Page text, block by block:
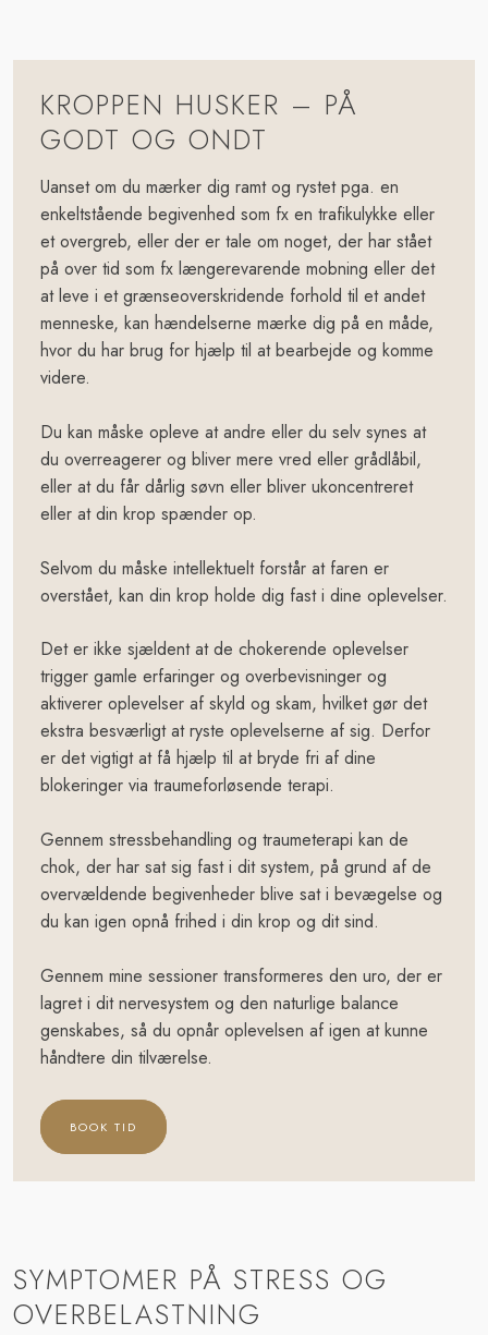
KROPPEN HUSKER – PÅ
GODT OG ONDT
Uanset om du mærker dig ramt og rystet pga. en
enkeltstående begivenhed som fx en trafikulykke eller
et overgreb, eller der er tale om noget, der har stået
på over tid som fx længerevarende mobning eller det
at leve i et grænseoverskridende forhold til et andet
menneske, kan hændelserne mærke dig på en måde,
hvor du har brug for hjælp til at bearbejde og komme
videre.
Du kan måske opleve at andre eller du selv synes at
du overreagerer og bliver mere vred eller grådlåbil,
eller at du får dårlig søvn eller bliver ukoncentreret
eller at din krop spænder op.
Selvom du måske intellektuelt forstår at faren er
overstået, kan din krop holde dig fast i dine oplevelser.
​Det er ikke sjældent at de chokerende oplevelser
trigger gamle erfaringer og overbevisninger og
aktiverer oplevelser af skyld og skam, hvilket gør det
ekstra besværligt at ryste oplevelserne af sig. Derfor
er det vigtigt at få hjælp til at bryde fri af dine
blokeringer via traumeforløsende terapi.​
Gennem stressbehandling og traumeterapi kan de
chok, der har sat sig fast i dit system, på grund af de
overvældende begivenheder blive sat i bevægelse og
du kan igen opnå frihed i din krop og dit sind.
Gennem mine sessioner transformeres den uro, der er
lagret i dit nervesystem og den naturlige balance
genskabes, så du opnår oplevelsen af igen at kunne
håndtere din tilværelse.​​​​​
BOOK TID
SYMPTOMER PÅ STRESS OG
OVERBELASTNING